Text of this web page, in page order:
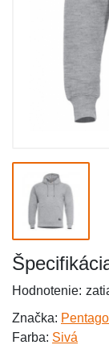
Hodnotenie:
Značka:
Farba: Sivá